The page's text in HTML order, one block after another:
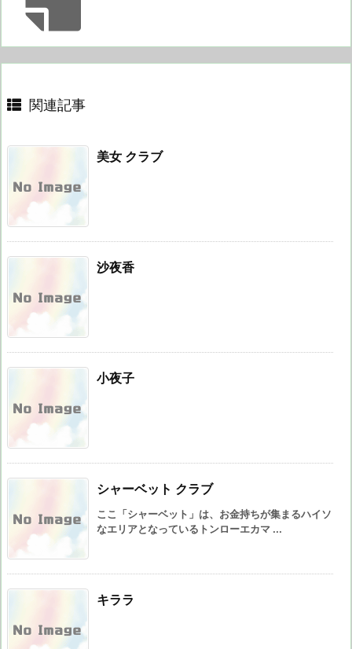
関連記事
美女 クラブ
沙夜香
小夜子
シャーベット クラブ
ここ「シャーベット」は、お金持ちが集まるハイソ
なエリアとなっているトンローエカマ ...
キララ